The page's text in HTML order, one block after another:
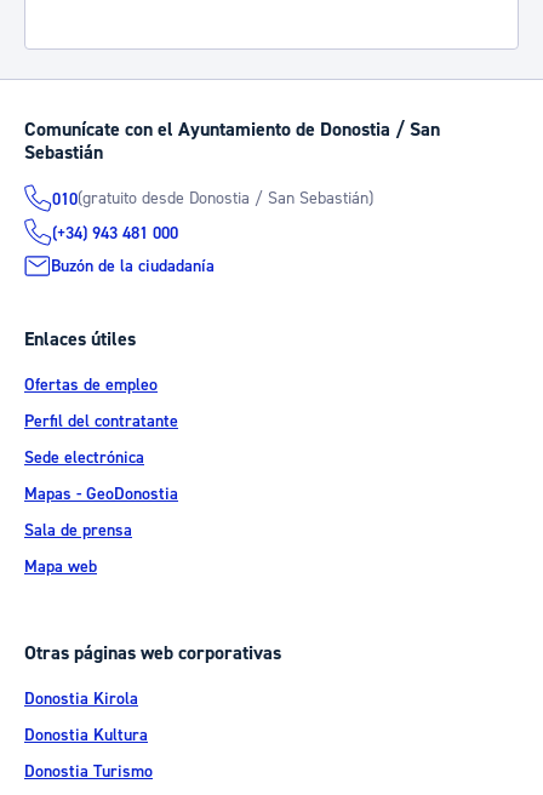
Comunícate con el Ayuntamiento de Donostia / San
Sebastián
010(gratuito desde Donostia / San Sebastián)
(+34) 943 481 000
Buzón de la ciudadanía
Enlaces útiles
Ofertas de empleo
Perfil del contratante
Sede electrónica
Mapas - GeoDonostia
Sala de prensa
Mapa web
Otras páginas web corporativas
Donostia Kirola
Donostia Kultura
Donostia Turismo